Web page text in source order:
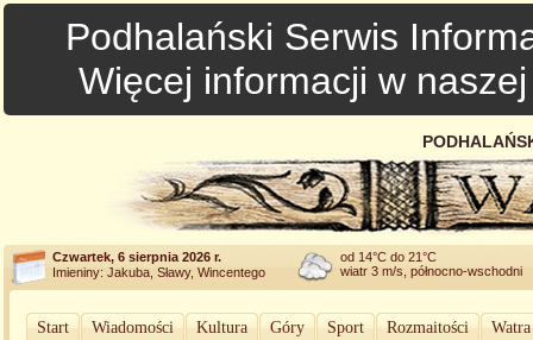
Podhalański Serwis
Więcej informacji w
Czwartek, 6 sierpnia 2026 r.
Imieniny: Jakuba, Sławy, Wincentego
od 14°C do 21°C
wiatr 3 m/s, północno-wschodni
Start Wiadomości Kultura Góry Sport Rozmaitości